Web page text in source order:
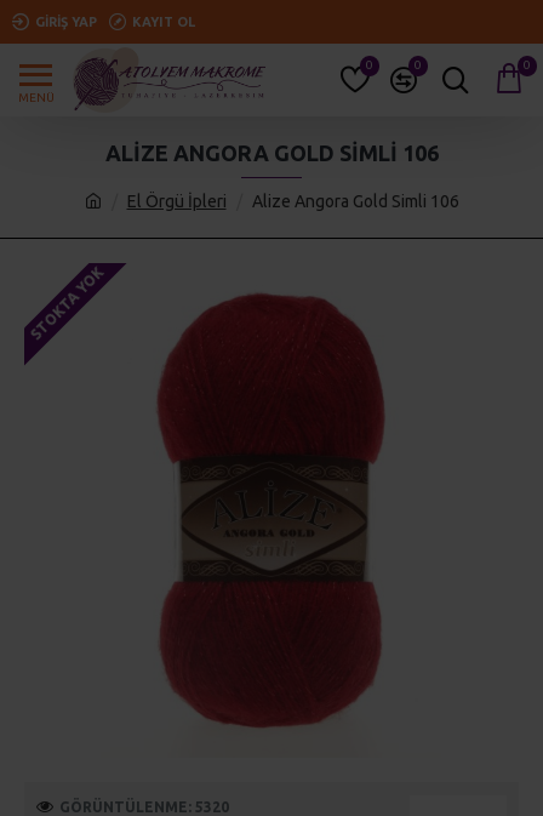
GIRIŞ YAP KAYIT OL
0 0 0
El Örgü İpleri Alize Angora Gold Simli 106
ALIZE ANGORA GOLD SIMLI 106
STOKTA YOK
GÖRÜNTÜLENME: 5320